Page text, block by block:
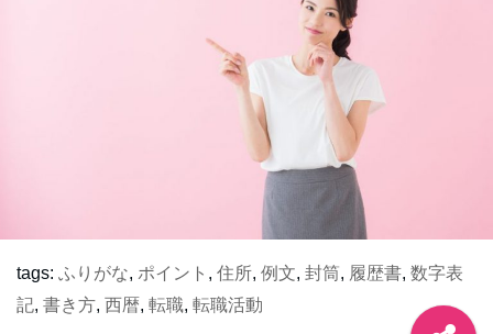
tags: ふりがな, ポイント , 住所, 例文, 封筒, 履歴書, 数字表
記, 書き方, 西暦, 転職, 転職活動